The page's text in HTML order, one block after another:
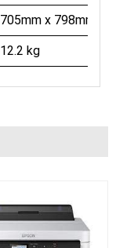
705‎mm x 798mm x
12.2 kg